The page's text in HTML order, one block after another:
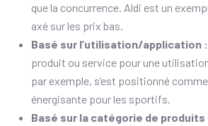
que la concurrence. Aldi est un
axé sur les prix bas.
Basé sur l’utilisation/application :
produit ou service pour une
par exemple, s’est positionné
énergisante pour les sportifs.
Basé sur la catégorie de produits